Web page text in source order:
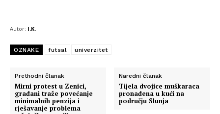
Autor: I.K.
OZNAKE futsal univerzitet
Prethodni članak
Mirni protest u Zenici,
građani traže povećanje
minimalnih penzija i
rješavanje problema
Naredni članak
Tijela dvojice muškaraca
pronađena u kući na
području Slunja